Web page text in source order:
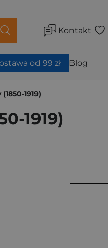
Kontakt
od 99 zł Blog
1919)
1919)